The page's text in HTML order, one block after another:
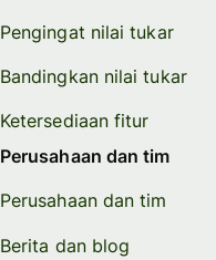
Pengingat nilai tukar
Bandingkan nilai tukar
Ketersediaan fitur
Perusahaan dan tim
Perusahaan dan tim
Berita dan blog